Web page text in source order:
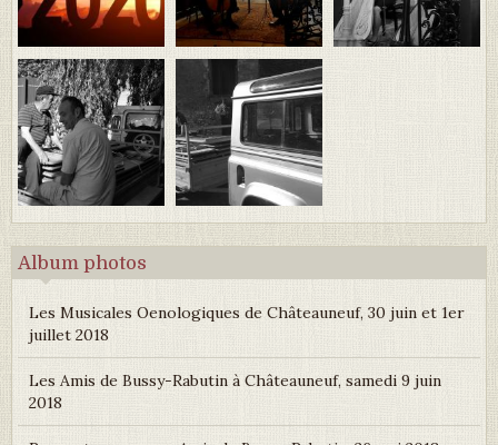
Album photos
Les Musicales Oenologiques de Châteauneuf, 30 juin et 1er
juillet 2018
Les Amis de Bussy-Rabutin à Châteauneuf, samedi 9 juin
2018